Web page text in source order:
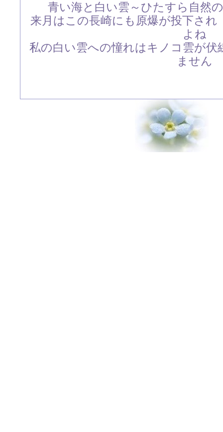
青い海と白い雲～ひたすら自然
来月はこの長崎にも原爆が投下さ
よね
私の白い雲への憧れはキノコ雲が
ません